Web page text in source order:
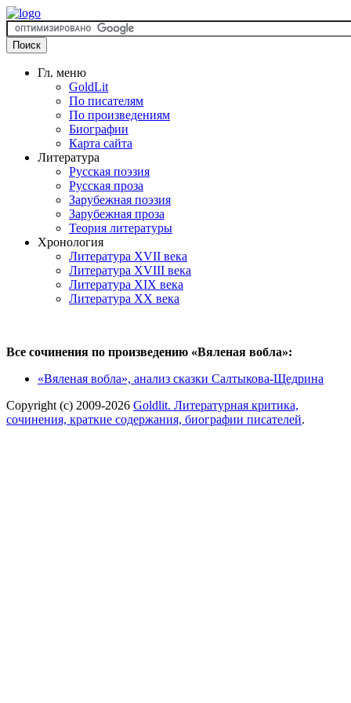
Гл. меню
GoldLit
По писателям
По произведениям
Биографии
Карта сайта
Литература
Русская поэзия
Русская проза
Зарубежная поэзия
Зарубежная проза
Теория литературы
Хронология
Литература XVII века
Литература XVIII века
Литература XIX века
Литература XX века
Все сочинения по произведению «Вяленая вобла»:
«Вяленая вобла», анализ сказки Салтыкова-Щедрина
Copyright (c) 2009-2026 Goldlit. Литературная критика,
сочинения, краткие содержания, биографии писателей.